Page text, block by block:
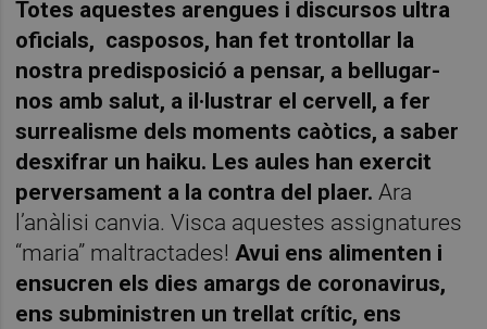
Totes aquestes arengues i discursos ultra
oficials, casposos, han fet trontollar la
nostra predisposició a pensar, a bellugar-
nos amb salut, a il·lustrar el cervell, a fer
surrealisme dels moments caòtics, a saber
desxifrar un haiku. Les aules han exercit
perversament a la contra del plaer. Ara
l’anàlisi canvia. Visca aquestes assignatures
“maria” maltractades! Avui ens alimenten i
ensucren els dies amargs de coronavirus,
ens subministren un trellat crític, ens